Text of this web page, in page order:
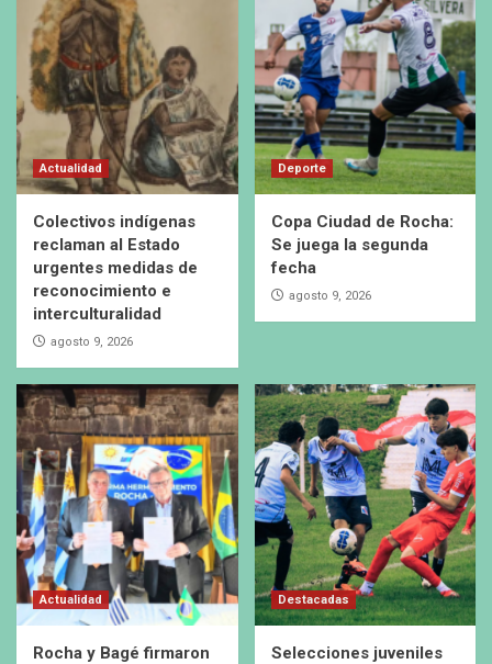
Actualidad
Colectivos indígenas
reclaman al Estado
urgentes medidas de
reconocimiento e
interculturalidad
agosto 9, 2026
Deporte
Copa Ciudad de Rocha:
Se juega la segunda
fecha
agosto 9, 2026
Actualidad
Rocha y Bagé firmaron
Destacadas
Selecciones juveniles